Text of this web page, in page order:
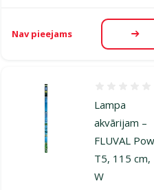
Nav pieejams
Lampa
akvārijam –
FLUVAL
T5, 115 cm,
W